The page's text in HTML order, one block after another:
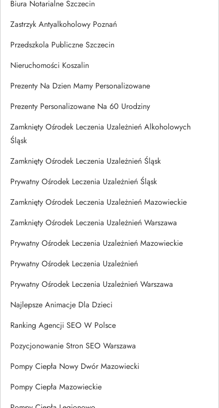
Biura Notarialne Szczecin
Zastrzyk Antyalkoholowy Poznań
Przedszkola Publiczne Szczecin
Nieruchomości Koszalin
Prezenty Na Dzien Mamy Personalizowane
Prezenty Personalizowane Na 60 Urodziny
Zamknięty Ośrodek Leczenia Uzależnień Alkoholowych
Śląsk
Zamknięty Ośrodek Leczenia Uzależnień Śląsk
Prywatny Ośrodek Leczenia Uzależnień Śląsk
Zamknięty Ośrodek Leczenia Uzależnień Mazowieckie
Zamknięty Ośrodek Leczenia Uzależnień Warszawa
Prywatny Ośrodek Leczenia Uzależnień Mazowieckie
Prywatny Ośrodek Leczenia Uzależnień
Prywatny Ośrodek Leczenia Uzależnień Warszawa
Najlepsze Animacje Dla Dzieci
Ranking Agencji SEO W Polsce
Pozycjonowanie Stron SEO Warszawa
Pompy Ciepła Nowy Dwór Mazowiecki
Pompy Ciepła Mazowieckie